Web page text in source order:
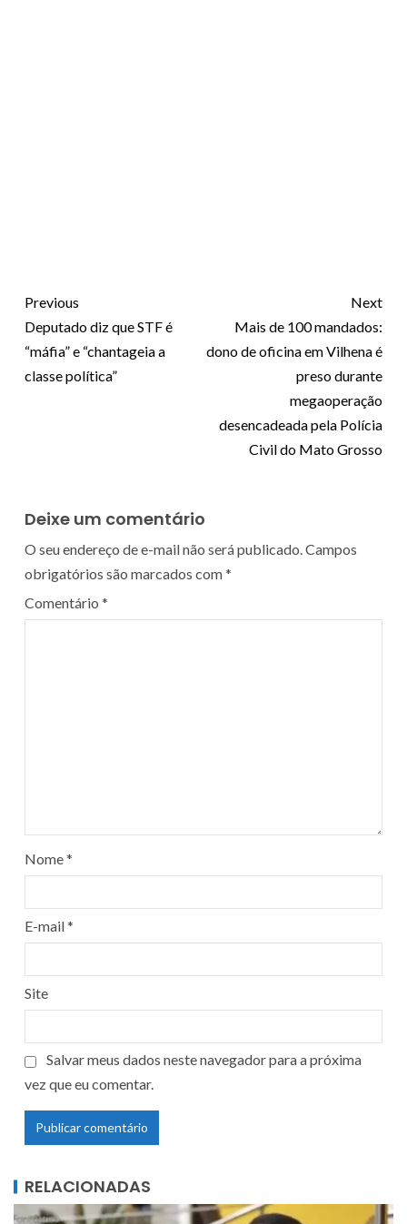
Previous
Deputado diz que STF é
“máfia” e “chantageia a
classe política”
Next
Mais de 100 mandados:
dono de oficina em Vilhena é
preso durante
megaoperação
desencadeada pela Polícia
Civil do Mato Grosso
Deixe um comentário
O seu endereço de e-mail não será publicado.Campos
obrigatórios são marcados com*
Comentário *
Nome*
E-mail*
Site
Salvar meus dados neste navegador para a próxima
vez que eu comentar.
RELACIONADAS